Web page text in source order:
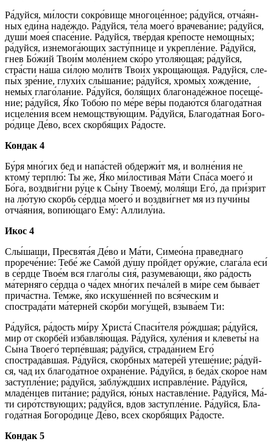
Ра́­дуй­ся, ми́­лос­ти со­кро́­ви­ще мно­го­це́н­ное; ра́­дуй­ся, от­ча́­ян­
ных еди́на на­де́ж­до. Ра́­дуй­ся, те́­ла мо­его́ врачева́ние; ра́­дуй­ся,
ду­ши́ моея́ спа­се́­ние. Ра́­дуй­ся, тве́р­дая кре́­пос­те немощны́х;
ра́­дуй­ся, изнемога́ющих за­сту́п­ни­це и укреп­ле́­ние. Ра́­дуй­ся,
гнев Бо́­жий Тво­и́м мо­ле́­ни­ем ско́ро утоля́ющая; ра́­дуй­ся,
стра́с­ти на́­ша си́­лою мо­ли́тв Тво­и́х укроща́ющая. Ра́­дуй­ся, сле­
пы́х зре́­ние, глухи́х слы́­ша­ние; ра́­дуй­ся, хромы́х хожде́ние,
немы́х глаго́лание. Ра́­дуй­ся, бо­ля́­щих бла­го­на­де́ж­ное по­се­ще́­
ние; ра́­дуй­ся, Я́ко То­бо́ю по ме́ре ве́­ры подаю́тся бла­го­да́т­ная
ис­це­ле́­ния всем немощству́ющим. Ра́­дуй­ся, Бла­го­да́т­ная Бо­го­
ро́­ди­це Де́­во, всех скор­бя́­щих Ра́­дос­те.
Кондак 4
Бу́ря мно́гих бед и на­па́с­тей обдержи́т мя, и волне́ния не
ктому́ терплю́: Ты же, Я́ко ми́лостивая Ма́­ти Спа́­са мо­его́ и
Бо́­га, воз­дви́г­ни ру́­це к Сы́­ну Тво­ему́, моля́щи Его́, да при́зрит
на лю́тую скорбь се́рд­ца мо­его́ и воздви́гнет мя из пучи́ны
отча́яния, во­пию́­ща­го Ему́: Алли­лу́иа.
Икос 4
Слы́шащи, Пре­свя­та́я Де́­во и Ма́­ти, Симео́на пра­вед­на­го
прорече́ние: Те­бе́ же Само́й ду́­шу про́йдет ору́­жие, слага́ла еси́
в се́рд­це Тво­е́м вся гла­го́­лы сия́, разумева́ющи, я́ко ра́­дость
ма́терняго се́рд­ца о ча́дех мно́гих пе­ча́­лей в ми́­ре сем бы­ва́­ет
прича́стна. Те́м­же, я́ко искуше́нней по вся́ческим и
спострада́ти ма́терней ско́р­би могу́щей, взы­ва́­ем Ти:
Ра́­дуй­ся, ра́­дость ми́­ру Хри­ста́ Спа­си́­те­ля ро́жд­шая; ра́­дуй­ся,
мир от скор­бе́й из­бав­ля́ю­щая. Ра́­дуй­ся, хуле́ния и клеветы́ на
Сы́­на Тво­его́ терпе́вшая; ра́­дуй­ся, страда́нием Его́
спострада́вшая. Ра́­дуй­ся, ско́рб­ных матере́й уте­ше́­ние; ра́­дуй­
ся, чад их благода́тное охране́ние. Ра́­дуй­ся, в бе­да́х ско́­рое нам
за­ступ­ле́­ние; ра́­дуй­ся, за­блу́жд­ших ис­прав­ле́­ние. Ра́­дуй­ся,
младе́нцев пита́ние; ра́­дуй­ся, ю́ных наставле́ние. Ра́­дуй­ся, Ма́­
ти сиро́тствующих; ра́­дуй­ся, вдов за­ступ­ле́­ние. Ра́­дуй­ся, Бла­
го­да́т­ная Бо­го­ро́­ди­це Де́­во, всех скор­бя́­щих Ра́­дос­те.
Кондак 5